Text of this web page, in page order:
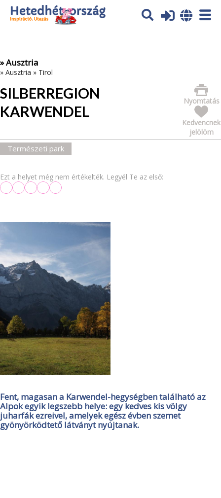
Az oldal sütiket (cookies) használ. További tájékoztatás itt:
Adatvédelmi tájékoztató
» Ausztria
» Ausztria » Tirol
SILBERREGION
KARWENDEL
Nyomtatás
Kedvencnek
jelölöm
Természeti park
Ezt a helyet még nem értékelték. Legyél Te az első:
Fent, magasan a Karwendel-hegységben található az
Alpok egyik legszebb helye: egy kedves kis völgy
juharfák ezreivel, amelyek egész évben szemet
gyönyörködtető látványt nyújtanak.